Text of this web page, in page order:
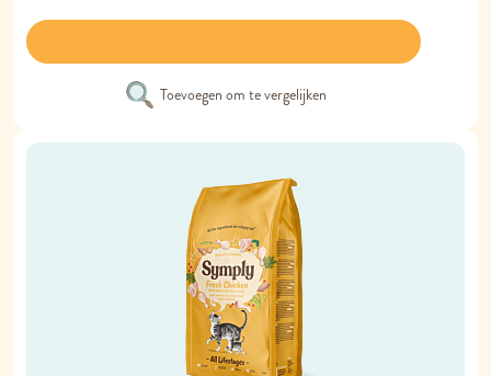
Toevoegen om te vergelijken